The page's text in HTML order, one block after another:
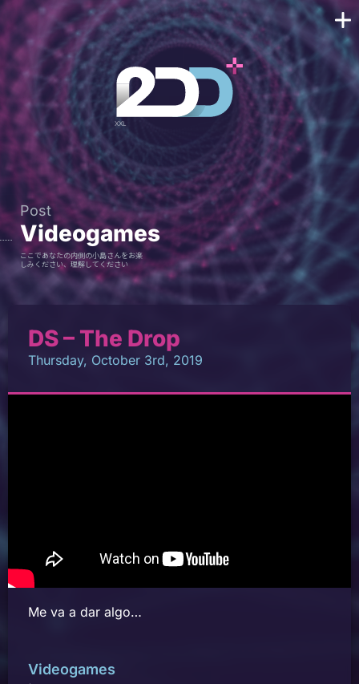
Post
Videogames
ここであなたの内側の小島さんをお楽
しみください、理解してください
DS – The Drop
Thursday, October 3rd, 2019
Me va a dar algo…
Videogames